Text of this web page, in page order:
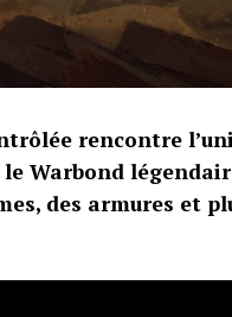
rencontre
Warbond
des armures et